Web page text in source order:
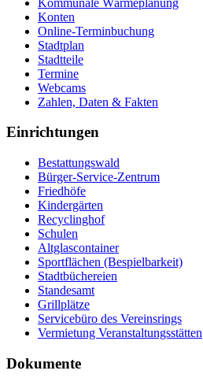
Konten
Online-Terminbuchung
Stadtplan
Stadtteile
Termine
Webcams
Zahlen, Daten & Fakten
Einrichtungen
Bestattungswald
Bürger-Service-Zentrum
Friedhöfe
Kindergärten
Recyclinghof
Schulen
Altglascontainer
Sportflächen (Bespielbarkeit)
Stadtbüchereien
Standesamt
Grillplätze
Servicebüro des Vereinsrings
Vermietung Veranstaltungsstätten
Dokumente